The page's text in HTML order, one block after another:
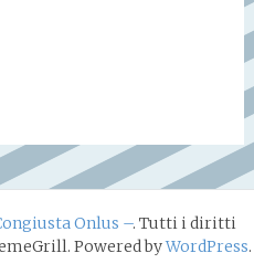
Onlus –. Tutti i diritti
Powered byWordPress.